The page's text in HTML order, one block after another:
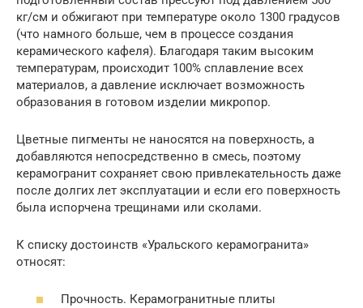
кг/см и обжигают при температуре около 1300 градусов
(что намного больше, чем в процессе создания
керамического кафеля). Благодаря таким высоким
температурам, происходит 100% сплавление всех
материалов, а давление исключает возможность
образования в готовом изделии микропор.
Цветные пигменты не наносятся на поверхность, а
добавляются непосредственно в смесь, поэтому
керамогранит сохраняет свою привлекательность даже
после долгих лет эксплуатации и если его поверхность
была испорчена трещинами или сколами.
К списку достоинств «Уральского керамогранита»
относят:
Прочность. Керамогранитные плиты